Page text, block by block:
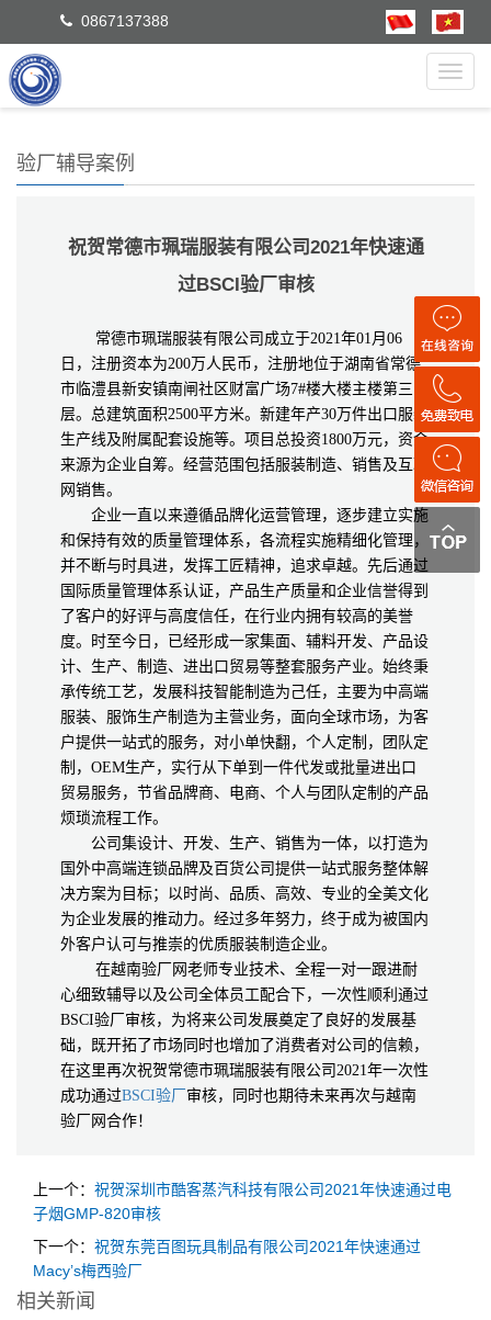
0867137388
验厂辅导案例
祝贺常德市珮瑞服装有限公司2021年快速通
过BSCI验厂审核
常德市珮瑞服装有限公司成立于2021年01月06
日，注册资本为200万人民币，注册地位于湖南省常德
市临澧县新安镇南闸社区财富广场7#楼大楼主楼第三
层。总建筑面积2500平方米。新建年产30万件出口服装
生产线及附属配套设施等。项目总投资1800万元，资金
来源为企业自筹。经营范围包括服装制造、销售及互联
网销售。
企业一直以来遵循品牌化运营管理，逐步建立实施
和保持有效的质量管理体系，各流程实施精细化管理，
并不断与时具进，发挥工匠精神，追求卓越。先后通过
国际质量管理体系认证，产品生产质量和企业信誉得到
了客户的好评与高度信任，在行业内拥有较高的美誉
度。时至今日，已经形成一家集面、辅料开发、产品设
计、生产、制造、进出口贸易等整套服务产业。始终秉
承传统工艺，发展科技智能制造为己任，主要为中高端
服装、服饰生产制造为主营业务，面向全球市场，为客
户提供一站式的服务，对小单快翻，个人定制，团队定
制，OEM生产，实行从下单到一件代发或批量进出口
贸易服务，节省品牌商、电商、个人与团队定制的产品
烦琐流程工作。
公司集设计、开发、生产、销售为一体，以打造为
国外中高端连锁品牌及百货公司提供一站式服务整体解
决方案为目标；以时尚、品质、高效、专业的全美文化
为企业发展的推动力。经过多年努力，终于成为被国内
外客户认可与推崇的优质服装制造企业。
在越南验厂网老师专业技术、全程一对一跟进耐
心细致辅导以及公司全体员工配合下，一次性顺利通过
BSCI验厂审核，为将来公司发展奠定了良好的发展基
础，既开拓了市场同时也增加了消费者对公司的信赖，
在这里再次祝贺常德市珮瑞服装有限公司2021年一次性
成功通过BSCI验厂 审核，同时也期待未来再次与越南
验厂网合作！
上一个： 祝贺深圳市酷客蒸汽科技有限公司2021年快速通过电
子烟GMP-820审核
下一个： 祝贺东莞百图玩具制品有限公司2021年快速通过
Macy’s梅西验厂
相关新闻